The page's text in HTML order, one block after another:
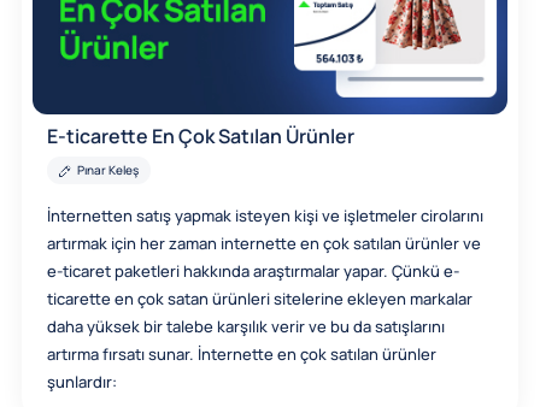
E-ticarette En Çok Satılan Ürünler
Pınar Keleş
İnternetten satış yapmak isteyen kişi ve işletmeler cirolarını
artırmak için her zaman internette en çok satılan ürünler ve
e-ticaret paketleri hakkında araştırmalar yapar. Çünkü e-
ticarette en çok satan ürünleri sitelerine ekleyen markalar
daha yüksek bir talebe karşılık verir ve bu da satışlarını
artırma fırsatı sunar. İnternette en çok satılan ürünler
şunlardır: